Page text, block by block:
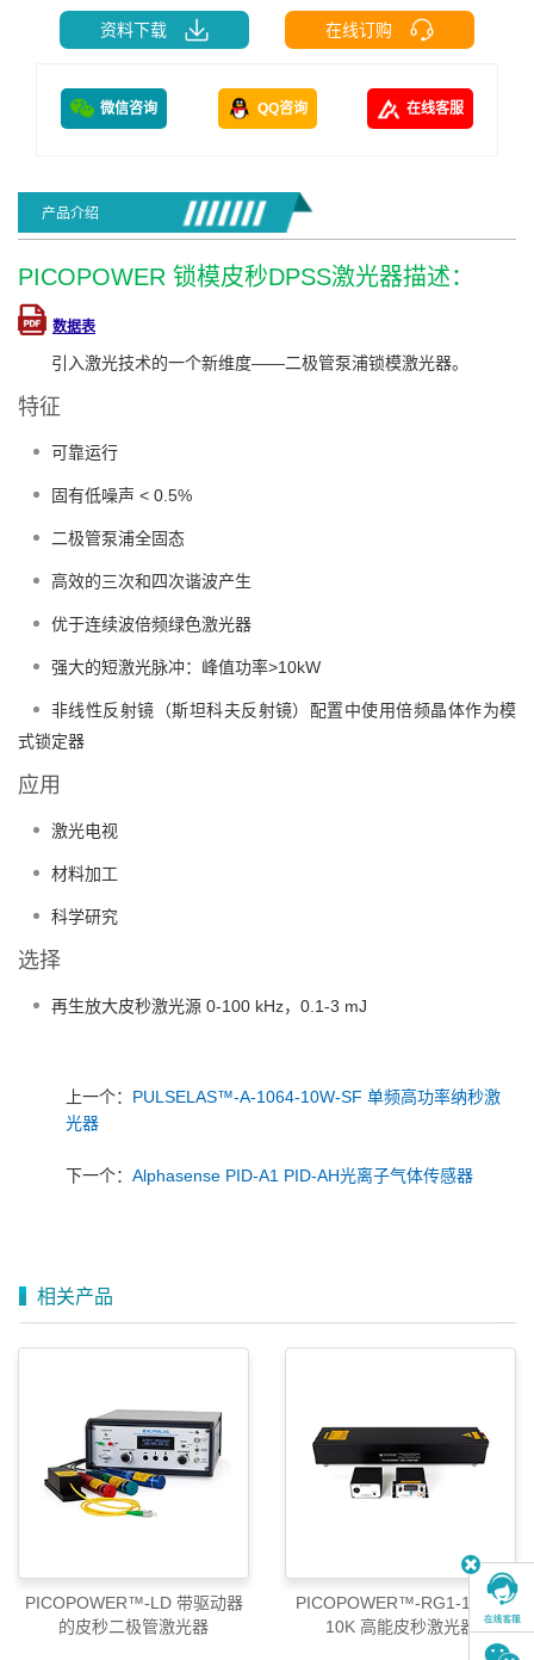
资料下载 在线订购
微信咨询 QQ咨询 在线客服
产品介绍
PICOPOWER 锁模皮秒DPSS激光器描述：
数据表
引入激光技术的一个新维度——二极管泵浦锁模激光器。
特征
可靠运行
固有低噪声 < 0.5%
二极管泵浦全固态
高效的三次和四次谐波产生
优于连续波倍频绿色激光器
强大的短激光脉冲：峰值功率>10kW
非线性反射镜（斯坦科夫反射镜）配置中使用倍频晶体作为模
式锁定器
应用
激光电视
材料加工
科学研究
选择
再生放大皮秒激光源 0-100 kHz，0.1-3 mJ
上一个： PULSELAS™-A-1064-10W-SF 单频高功率纳秒激
光器
下一个： Alphasense PID-A1 PID-AH光离子气体传感器
相关产品
PICOPOWER™-LD 带驱动器
的皮秒二极管激光器
PICOPOWER™-RG1-1064-
10K 高能皮秒激光器